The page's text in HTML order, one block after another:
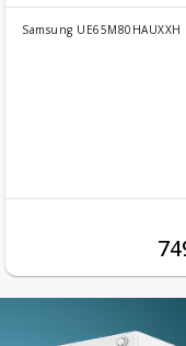
LED HDR (2025)
Samsung